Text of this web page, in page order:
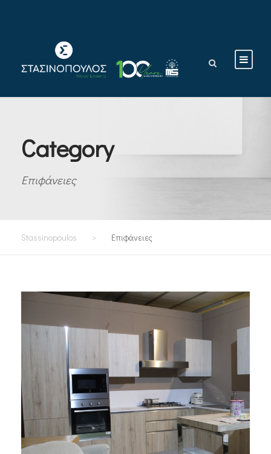
Category
Επιφάνειες
Stassinopoulos > Επιφάνειες